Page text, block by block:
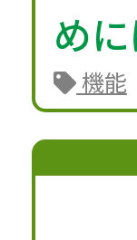
め
機能